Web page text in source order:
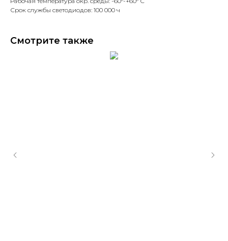
Срок службы светодиодов: 100 000 ч
Смотрите также